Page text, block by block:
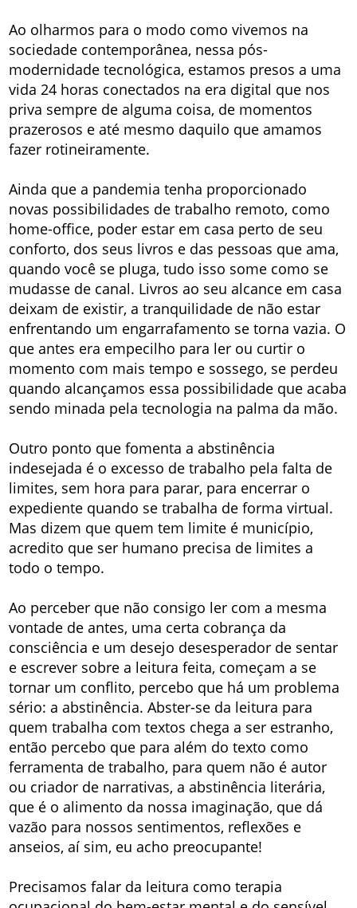
Ao olharmos para o modo como vivemos na
sociedade contemporânea, nessa pós-
modernidade tecnológica, estamos presos a uma
vida 24 horas conectados na era digital que nos
priva sempre de alguma coisa, de momentos
prazerosos e até mesmo daquilo que amamos
fazer rotineiramente.
Ainda que a pandemia tenha proporcionado
novas possibilidades de trabalho remoto, como
home-office, poder estar em casa perto de seu
conforto, dos seus livros e das pessoas que ama,
quando você se pluga, tudo isso some como se
mudasse de canal. Livros ao seu alcance em casa
deixam de existir, a tranquilidade de não estar
enfrentando um engarrafamento se torna vazia. O
que antes era empecilho para ler ou curtir o
momento com mais tempo e sossego, se perdeu
quando alcançamos essa possibilidade que acaba
sendo minada pela tecnologia na palma da mão.
Outro ponto que fomenta a abstinência
indesejada é o excesso de trabalho pela falta de
limites, sem hora para parar, para encerrar o
expediente quando se trabalha de forma virtual.
Mas dizem que quem tem limite é município,
acredito que ser humano precisa de limites a
todo o tempo.
Ao perceber que não consigo ler com a mesma
vontade de antes, uma certa cobrança da
consciência e um desejo desesperador de sentar
e escrever sobre a leitura feita, começam a se
tornar um conflito, percebo que há um problema
sério: a abstinência. Abster-se da leitura para
quem trabalha com textos chega a ser estranho,
então percebo que para além do texto como
ferramenta de trabalho, para quem não é autor
ou criador de narrativas, a abstinência literária,
que é o alimento da nossa imaginação, que dá
vazão para nossos sentimentos, reflexões e
anseios, aí sim, eu acho preocupante!
Precisamos falar da leitura como terapia